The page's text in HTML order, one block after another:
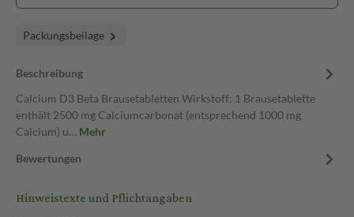
Packungsbeilage
Beschreibung
Calcium D3 Beta Brausetabletten Wirkstoff: 1 Brausetablette
enthält 2500 mg Calciumcarbonat (entsprechend 1000 mg
Calcium) u… Mehr
Bewertungen
Hinweistexte und Pflichtangaben